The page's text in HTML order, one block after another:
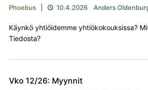
Phoebus 10.4.2026 Anders
Käynkö yhtiöidemme yhtiökokouksissa?
Tiedosta?
Vko 12/26: Myynnit